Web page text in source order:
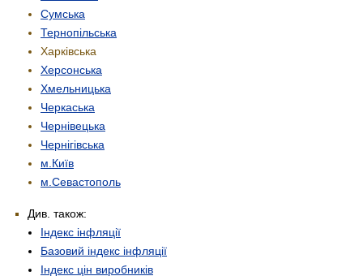
Сумська
Тернопільська
Харківська
Херсонська
Хмельницька
Черкаська
Чернівецька
Чернігівська
м.Київ
м.Севастополь
Див. також:
Індекс інфляції
Базовий індекс інфляції
Індекс цін виробників